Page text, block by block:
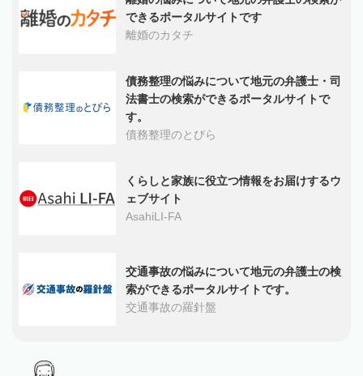
できるポータルサイトです
離婚のカタチ
債務整理の悩みについて地元の弁護士・司
法書士の検索ができるポータルサイトで
す。
債務整理のとびら
くらしと家族に役立つ情報をお届けするウ
ェブサイト
AsahiLI-FA
交通事故の悩みについて地元の弁護士の検
索ができるポータルサイトです。
交通事故の羅針盤